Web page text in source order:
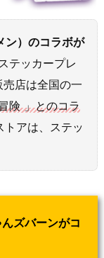
ン）のコラボが
テッカープレ
店は全国の一
険 」とのコラ
アは、ステッ
ズバーンがコ